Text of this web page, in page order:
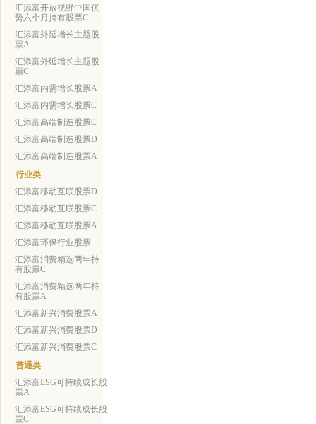
汇添富开放视野中国优
势六个月持有股票C
汇添富外延增长主题股
票A
汇添富外延增长主题股
票C
汇添富内需增长股票A
汇添富内需增长股票C
汇添富高端制造股票C
汇添富高端制造股票D
汇添富高端制造股票A
行业类
汇添富移动互联股票D
汇添富移动互联股票C
汇添富移动互联股票A
汇添富环保行业股票
汇添富消费精选两年持
有股票C
汇添富消费精选两年持
有股票A
汇添富新兴消费股票A
汇添富新兴消费股票D
汇添富新兴消费股票C
普通类
汇添富ESG可持续成长股
票A
汇添富ESG可持续成长股
票C